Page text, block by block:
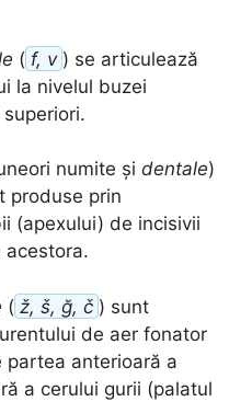
( f, v ) se articulează
la nivelul buzei
numite și dentale)
produse prin
(apexului) de incisivii
acestora.
( ž, š, ğ, č ) sunt
de aer fonator
anterioară a
a cerului gurii (palatul